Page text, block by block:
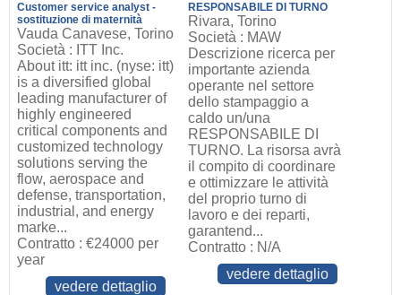
Customer service analyst -
sostituzione di maternità
Vauda Canavese, Torino
Società : ITT Inc.
About itt: itt inc. (nyse: itt)
is a diversified global
leading manufacturer of
highly engineered
critical components and
customized technology
solutions serving the
flow, aerospace and
defense, transportation,
industrial, and energy
marke...
Contratto : €24000 per
year
vedere dettaglio
RESPONSABILE DI TURNO
Rivara, Torino
Società : MAW
Descrizione ricerca per
importante azienda
operante nel settore
dello stampaggio a
caldo un/una
RESPONSABILE DI
TURNO. La risorsa avrà
il compito di coordinare
e ottimizzare le attività
del proprio turno di
lavoro e dei reparti,
garantend...
Contratto : N/A
vedere dettaglio